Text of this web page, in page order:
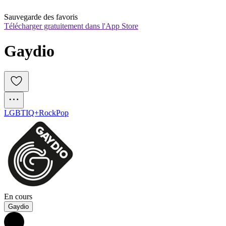
Sauvegarde des favoris
Télécharger gratuitement dans l'App Store
Gaydio
LGBTIQ+RockPop
En cours
Gaydio